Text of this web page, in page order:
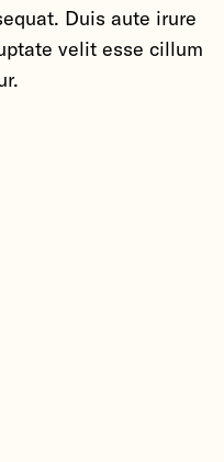
Duis aute irure
velit esse cillum